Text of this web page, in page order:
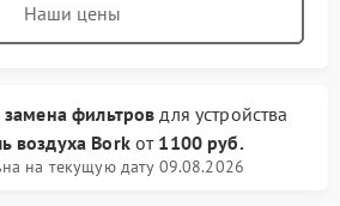
Наши цены
замена фильтров для устройства
воздуха Borkот 1100 руб.
на текущую дату 09.08.2026